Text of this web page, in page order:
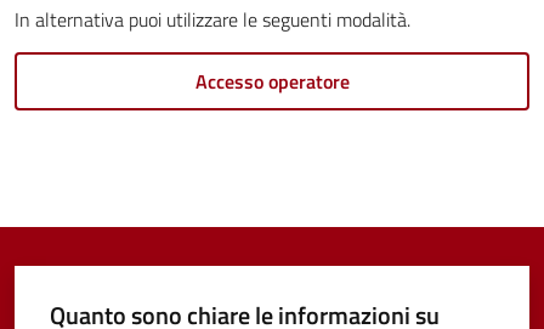
online
In alternativa puoi utilizzare le seguenti modalità.
Accesso operatore
Quanto sono chiare le informazioni su